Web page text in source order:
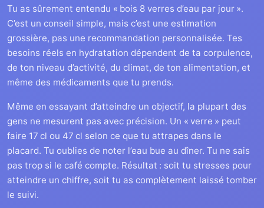
Tu as sûrement entendu « bois 8 verres d’eau par jour ».
C’est un conseil simple, mais c’est une estimation
grossière, pas une recommandation personnalisée. Tes
besoins réels en hydratation dépendent de ta corpulence,
de ton niveau d’activité, du climat, de ton alimentation, et
même des médicaments que tu prends.
Même en essayant d’atteindre un objectif, la plupart des
gens ne mesurent pas avec précision. Un « verre » peut
faire 17 cl ou 47 cl selon ce que tu attrapes dans le
placard. Tu oublies de noter l’eau bue au dîner. Tu ne sais
pas trop si le café compte. Résultat : soit tu stresses pour
atteindre un chiffre, soit tu as complètement laissé tomber
le suivi.